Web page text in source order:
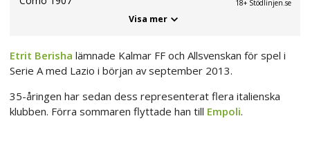
18+ Stödlinjen.se
Visa mer
Etrit Berisha lämnade Kalmar FF och Allsvenskan för spel i
Serie A med Lazio i början av september 2013.
35-åringen har sedan dess representerat flera italienska
klubben. Förra sommaren flyttade han till Empoli.